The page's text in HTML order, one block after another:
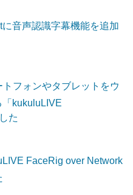
に音声認識字幕機能を追加
トフォンやタブレットをウ
「kukuluLIVE
た
FaceRig over Network